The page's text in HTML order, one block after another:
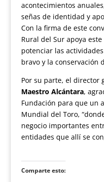
acontecimientos
señas de identidad y
Con la firma de este
Rural del Sur apoya
potenciar las
bravo y la conservación
Por su parte, el director
Maestro Alcántara,
Fundación para que un
Mundial del Toro,
negocio importantes
entidades que allí se
Comparte esto: